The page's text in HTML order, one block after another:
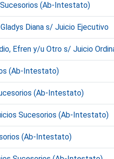
(Ab-Intestato)
Diana s/ Juicio Ejecutivo
Efren y/u Otro s/ Juicio
(Ab-Intestato)
(Ab-Intestato)
Sucesorios (Ab-Intestato)
(Ab-Intestato)